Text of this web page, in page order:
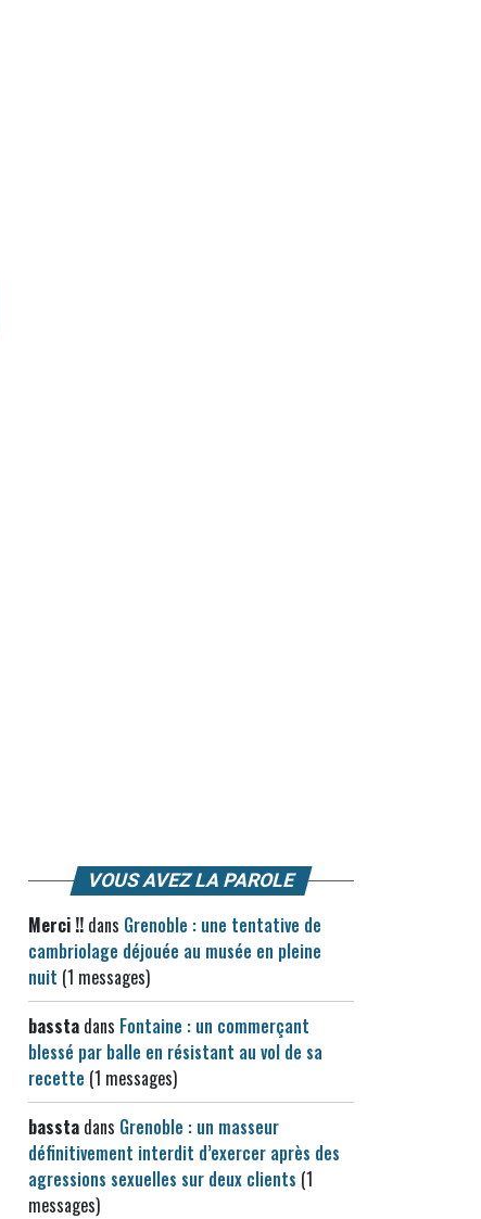
VOUS AVEZ LA PAROLE
Merci !! dans Grenoble : une tentative de
cambriolage déjouée au musée en pleine
nuit (1 messages)
bassta dans Fontaine : un commerçant
blessé par balle en résistant au vol de sa
recette (1 messages)
bassta dans Grenoble : un masseur
définitivement interdit d’exercer après des
agressions sexuelles sur deux clients (1
messages)